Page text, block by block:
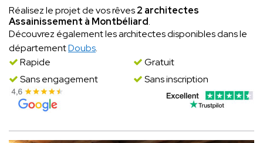
Réalisez le projet de vos rêves2 architectes
Assainissement à Montbéliard.
Découvrez également les architectes disponibles dans le
départementDoubs.
Rapide
Gratuit
Sans engagement
Sans inscription